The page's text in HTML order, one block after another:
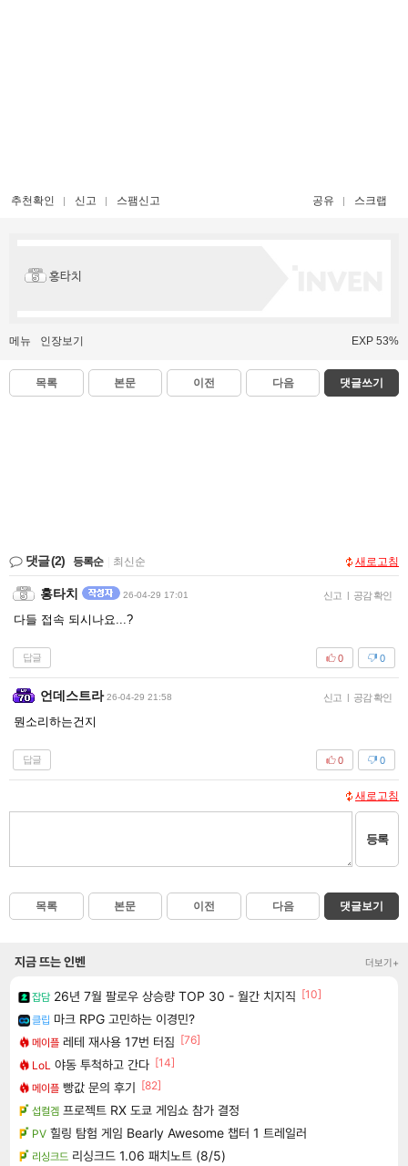
추천확인 신고 스팸신고 공유 스크랩
홍타치
메뉴 인장보기 EXP 53%
목록 본문 이전 다음 댓글쓰기
댓글(2) 등록순 최신순 새로고침
홍타치 26-04-29 17:01 신고 | 공감 확인
다들 접속 되시나요...?
답글 0
0
언데스트라 26-04-29 21:58 신고 | 공감 확인
뭔소리하는건지
답글 0
0
새로고침
등록
목록 본문 이전 다음 댓글보기
지금 뜨는 인벤 더보기+
잡담 26년 7월 팔로우 상승량 TOP 30 - 월간 치지직 [10]
클립 마크 RPG 고민하는 이경민?
메이플 레테 재사용 17번 터짐 [76]
LoL 야동 투척하고 간다 [14]
메이플 빵값 문의 후기 [82]
섭컬겜 프로젝트 RX 도쿄 게임쇼 참가 결정
PV 힐링 탐험 게임 Bearly Awesome 챕터 1 트레일러
리싱크드 리싱크드 1.06 패치노트 (8/5)